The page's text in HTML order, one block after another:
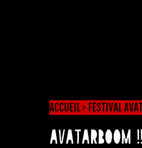
ACCUEIL> FESTIVAL
AVATARBOOM